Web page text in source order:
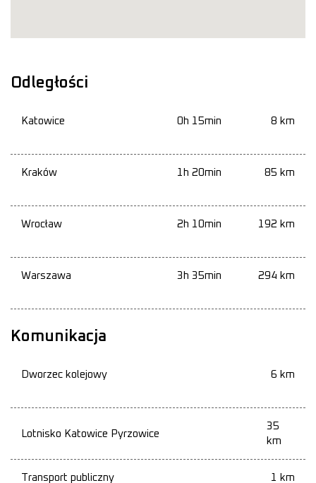
Odległości
Katowice 0h 15min 8 km
Kraków 1h 20min 85 km
Wrocław 2h 10min 192 km
Warszawa 3h 35min 294 km
Komunikacja
Dworzec kolejowy 6 km
Lotnisko Katowice Pyrzowice
35
km
Transport publiczny 1 km